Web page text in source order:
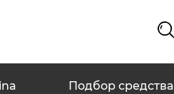
Подбор средства